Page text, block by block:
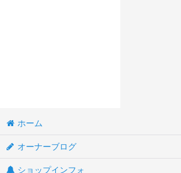
ホーム
オーナーブログ
ショップインフォ